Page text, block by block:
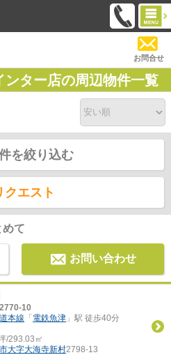
お問合せ
ンター店の周辺物件一覧
を絞り込む
クエスト
めて
お問い合わせ
10
本線 「 電鉄魚津 」駅 徒歩40分
/293.03㎡
大字大海寺新村2798-13